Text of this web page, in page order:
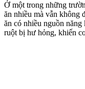
Ở một trong những
ăn nhiều mà vẫn không
ăn có nhiều nguồn
ruột bị hư hỏng, khiến